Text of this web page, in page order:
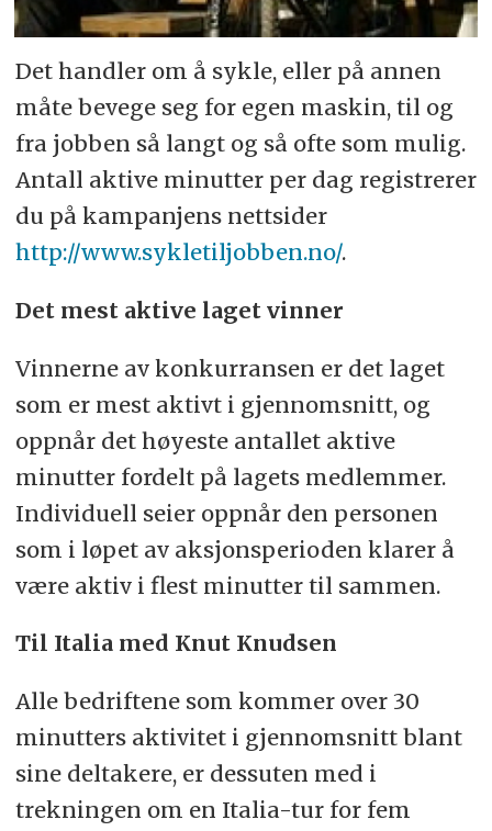
Det handler om å sykle, eller på annen
måte bevege seg for egen maskin, til og
fra jobben så langt og så ofte som mulig.
Antall aktive minutter per dag registrerer
du på kampanjens nettsider
http://www.sykletiljobben.no/.
Det mest aktive laget vinner
Vinnerne av konkurransen er det laget
som er mest aktivt i gjennomsnitt, og
oppnår det høyeste antallet aktive
minutter fordelt på lagets medlemmer.
Individuell seier oppnår den personen
som i løpet av aksjonsperioden klarer å
være aktiv i flest minutter til sammen.
Til Italia med Knut Knudsen
Alle bedriftene som kommer over 30
minutters aktivitet i gjennomsnitt blant
sine deltakere, er dessuten med i
trekningen om en Italia-tur for fem